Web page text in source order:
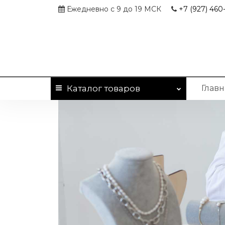
Ежедневно с 9 до 19 МСК +7 (927)
Каталогтоваров